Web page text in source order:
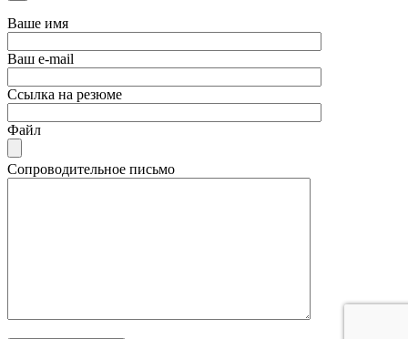
Ваше имя
Ваш e-mail
Ссылка на резюме
Файл
Сопроводительное письмо